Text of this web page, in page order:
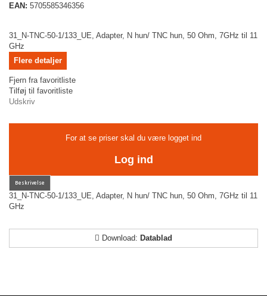
EAN: 5705585346356
31_N-TNC-50-1/133_UE, Adapter, N hun/ TNC hun, 50 Ohm, 7GHz til 11
GHz
Flere detaljer
Fjern fra favoritliste
Tilføj til favoritliste
Udskriv
For at se priser skal du være logget ind
Log ind
31_N-TNC-50-1/133_UE, Adapter, N hun/ TNC hun, 50 Ohm, 7GHz til 11
GHz
Download: Datablad